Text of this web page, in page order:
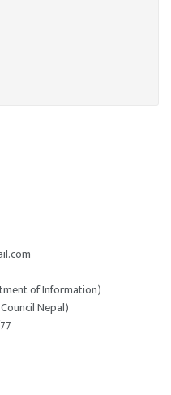
of Information)
Nepal)